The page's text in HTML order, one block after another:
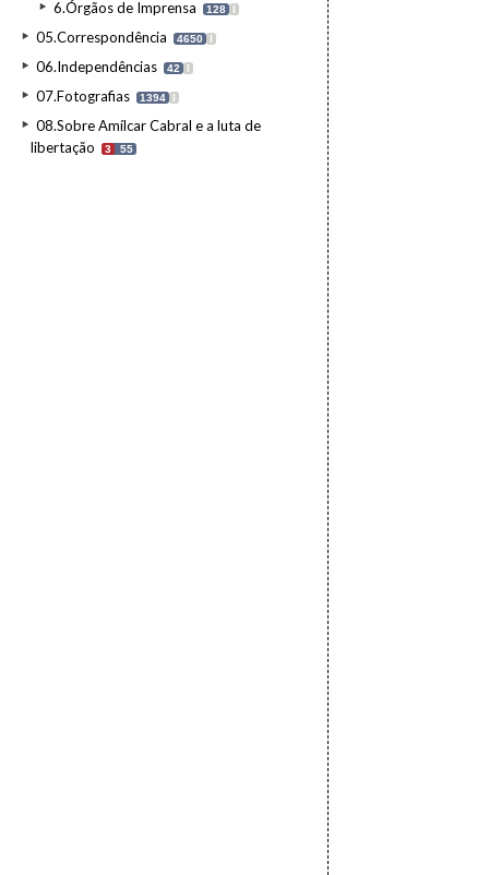
6.Órgãos de Imprensa 128 I
05.Correspondência 4650 I
06.Independências 42 I
07.Fotografias 1394 I
08.Sobre Amílcar Cabral e a luta de
libertação
3 55